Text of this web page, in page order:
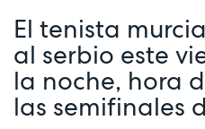
El tenista
al serbio este
la noche, hora
las semifinales